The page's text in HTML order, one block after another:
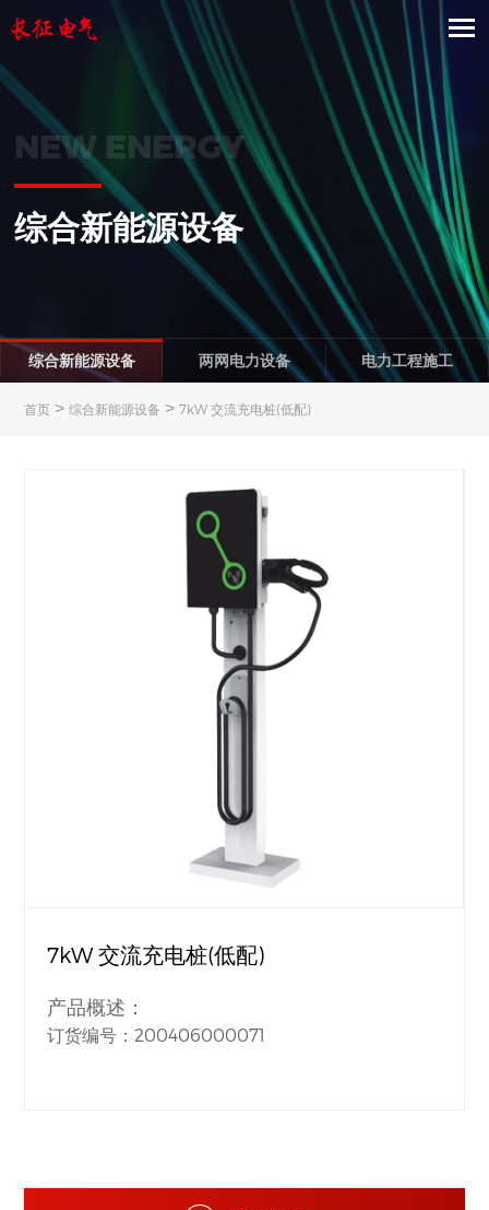
NEW ENERGY
综合新能源设备
综合新能源设备 两网电力设备 电力工程施工
首页 >综合新能源设备 >7kW 交流充电桩(低配)
7kW 交流充电桩(低配)
产品概述：
订货编号：200406000071